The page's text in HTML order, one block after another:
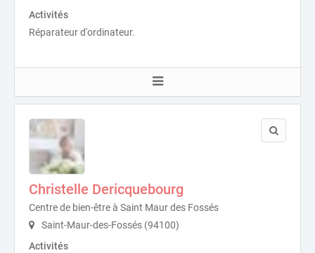
Activités
Réparateur d'ordinateur.
Christelle Dericquebourg
Centre de bien-être à Saint Maur des Fossés
Saint-Maur-des-Fossés (94100)
Activités